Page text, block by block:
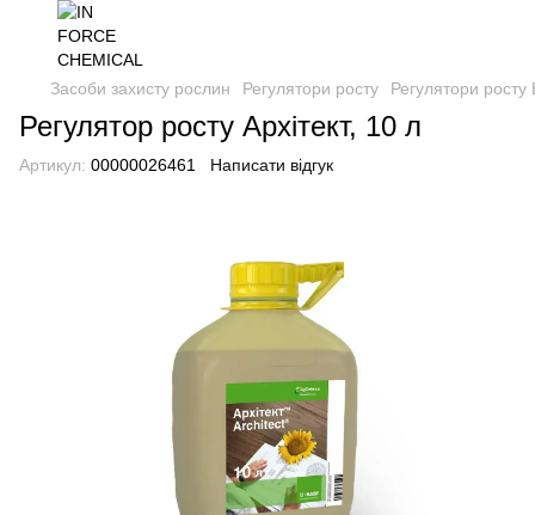
Засоби захисту рослин Регулятори росту Регулятори росту
Регулятор росту Архітект, 10 л
Артикул: 00000026461 Написати відгук